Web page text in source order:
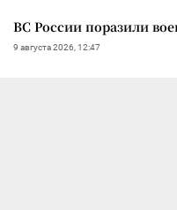
ВС России поразили
9 августа 2026, 12:47